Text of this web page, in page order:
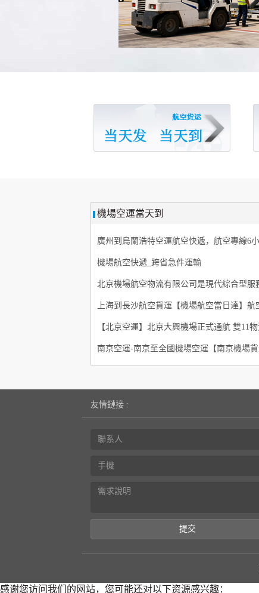
機場空運當天到
機場航空快遞_跨省急件運輸
友情鏈接 :
提交
感谢您访问我们的网站，您可能还对以下资源感兴趣：